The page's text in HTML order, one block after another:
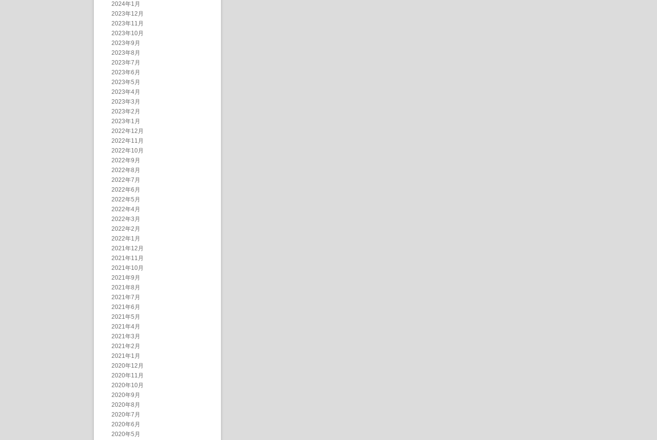
2024年1月
2023年12月
2023年11月
2023年10月
2023年9月
2023年8月
2023年7月
2023年6月
2023年5月
2023年4月
2023年3月
2023年2月
2023年1月
2022年12月
2022年11月
2022年10月
2022年9月
2022年8月
2022年7月
2022年6月
2022年5月
2022年4月
2022年3月
2022年2月
2022年1月
2021年12月
2021年11月
2021年10月
2021年9月
2021年8月
2021年7月
2021年6月
2021年5月
2021年4月
2021年3月
2021年2月
2021年1月
2020年12月
2020年11月
2020年10月
2020年9月
2020年8月
2020年7月
2020年6月
2020年5月